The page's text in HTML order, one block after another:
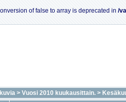
of false to array is deprecated in /
> Vuosi 2010 kuukausittain. >